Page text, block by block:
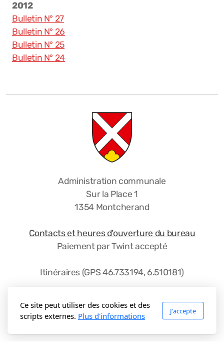
2012
Bulletin N° 27
Bulletin N° 26
Bulletin N° 25
Bulletin N° 24
Administration communale
Sur la Place 1
1354 Montcherand
Contacts et heures d'ouverture du bureau
Paiement par Twint accepté
Itinéraires (GPS 46.733194, 6.510181)
Ce site peut utiliser des cookies et des
scripts externes. Plus d'informations
J'accepte